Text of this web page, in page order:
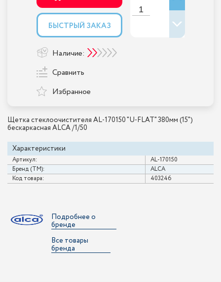
Щетка стеклоочистителя AL-170150 "U-FLAT" 380мм (15")
бескаркасная ALCA /1/50
Характеристики
Артикул:
AL-170150
Бренд (ТМ):
ALCA
Код товара:
403246
БЫСТРЫЙ ЗАКАЗ
Наличие:
Сравнить
Избранное
Подробнее о
бренде
Все товары
бренда